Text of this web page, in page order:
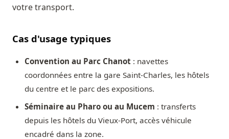
votre transport.
Cas d'usage typiques
Convention au Parc Chanot : navettes
coordonnées entre la gare Saint-Charles, les hôtels
du centre et le parc des expositions.
Séminaire au Pharo ou au Mucem : transferts
depuis les hôtels du Vieux-Port, accès véhicule
encadré dans la zone.